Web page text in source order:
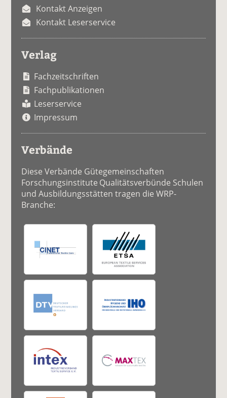
Kontakt Anzeigen
Kontakt Leserservice
Verlag
Fachzeitschriften
Fachpublikationen
Leserservice
Impressum
Verbände
Diese Verbände Gütegemeinschaften
Forschungsinstitute Qualitätsverbünde Schulen
und Ausbildungsstätten tragen die WRP-
Branche: